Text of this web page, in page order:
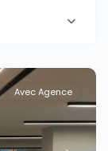
Avec Agence